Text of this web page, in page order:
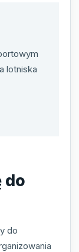
lotniska
do
do